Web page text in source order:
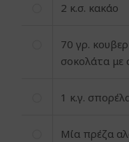
2 κ.σ. κακάο
70 γρ.
σοκολάτα με
1 κ.γ.
Μία πρέζα